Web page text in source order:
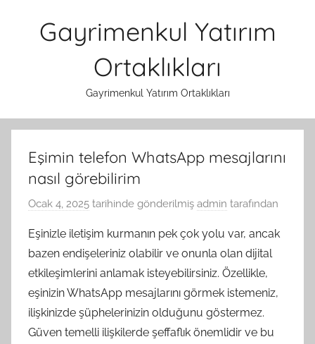
Gayrimenkul Yatırım
Ortaklıkları
Gayrimenkul Yatırım Ortaklıkları
Eşimin telefon WhatsApp mesajlarını
nasıl görebilirim
Ocak 4, 2025 tarihinde gönderilmiş admin tarafından
Eşinizle iletişim kurmanın pek çok yolu var, ancak
bazen endişeleriniz olabilir ve onunla olan dijital
etkileşimlerini anlamak isteyebilirsiniz. Özellikle,
eşinizin WhatsApp mesajlarını görmek istemeniz,
ilişkinizde şüphelerinizin olduğunu göstermez.
Güven temelli ilişkilerde şeffaflık önemlidir ve bu